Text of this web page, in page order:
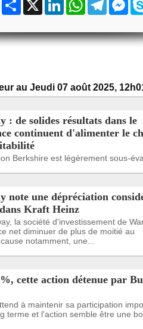
au Jeudi 07 août 2025,
: de solides résultats dans le
continuent d'alimenter le
Berkshire est légèrement sous-
note une dépréciation
Kraft Heinz
la société d'investissement de
net diminuer de plus de moitié au
notamment, une...
%, cette action détenue par
à maintenir sa participation
terme et l'action semble être une